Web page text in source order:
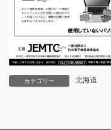
カテゴリー 北海道